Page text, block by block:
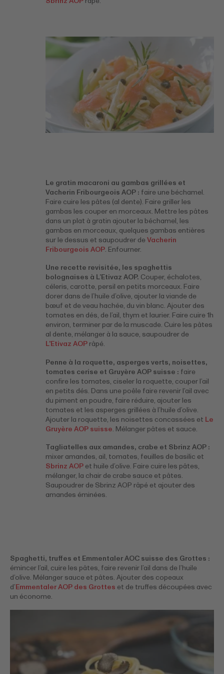
Le gratin macaroni au gambas grillées et
Vacherin Fribourgeois AOP : faire une béchamel.
Faire cuire les pâtes (al dente). Faire griller les
gambas les couper en morceaux. Mettre les pâtes
dans un plat à gratin ajouter la béchamel, les
gambas en morceaux, quelques gambas entières
sur le dessus et saupoudrer deVacherin
Fribourgeois AOP. Enfourner.
Une recette revisitée, les spaghettis
bolognaises à L’Etivaz AOP. Couper, échalotes,
céleris, carotte, persil en petits morceaux. Faire
dorer dans de l’huile d’olive, ajouter la viande de
bœuf et de veau hachée, du vin blanc. Ajouter des
tomates en dés, de l’ail, thym et laurier. Faire cuire 1h
environ, terminer par de la muscade. Cuire les pâtes
al dente, mélanger à la sauce, saupoudrer de
L'Etivaz AOP râpé.
Penne à la roquette, asperges verts, noisettes,
tomates cerise et Gruyère AOP suisse : faire
confire les tomates, ciseler la roquette, couper l’ail
en petits dés. Dans une poêle faire revenir l’ail avec
du piment en poudre, faire réduire, ajouter les
tomates et les asperges grillées à l’huile d’olive.
Ajouter la roquette, les noisettes concassées et Le
Gruyère AOP suisse. Mélanger pâtes et sauce.
Tagliatelles aux amandes, crabe et Sbrinz AOP :
mixer amandes, ail, tomates, feuilles de basilic et
Sbrinz AOP et huile d’olive. Faire cuire les pâtes,
mélanger, la chair de crabe sauce et pâtes.
Saupoudrer de Sbrinz AOP râpé et ajouter des
amandes éminées.
Spaghetti, truffes et Emmentaler AOC suisse des Grottes :
émincer l’ail, cuire les pâtes, faire revenir l’ail dans de l’huile
d’olive. Mélanger sauce et pâtes. Ajouter des copeaux
d’Emmentaler AOP des Grottes et de truffes découpées avec
un économe.